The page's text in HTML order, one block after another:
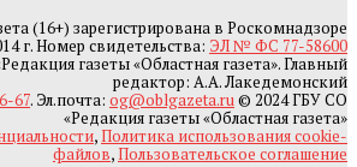
(16+) зарегистрирована в Роскомнадзоре
г. Номер свидетельства: ЭЛ № ФС 77-58600
газеты «Областная газета». Главный
редактор: А.А. Лакедемонский
67. Эл.почта: og@oblgazeta.ru© 2024 ГБУ СО
«Редакция газеты «Областная газета»
,Политика использования cookie-
файлов,Пользовательское соглашение